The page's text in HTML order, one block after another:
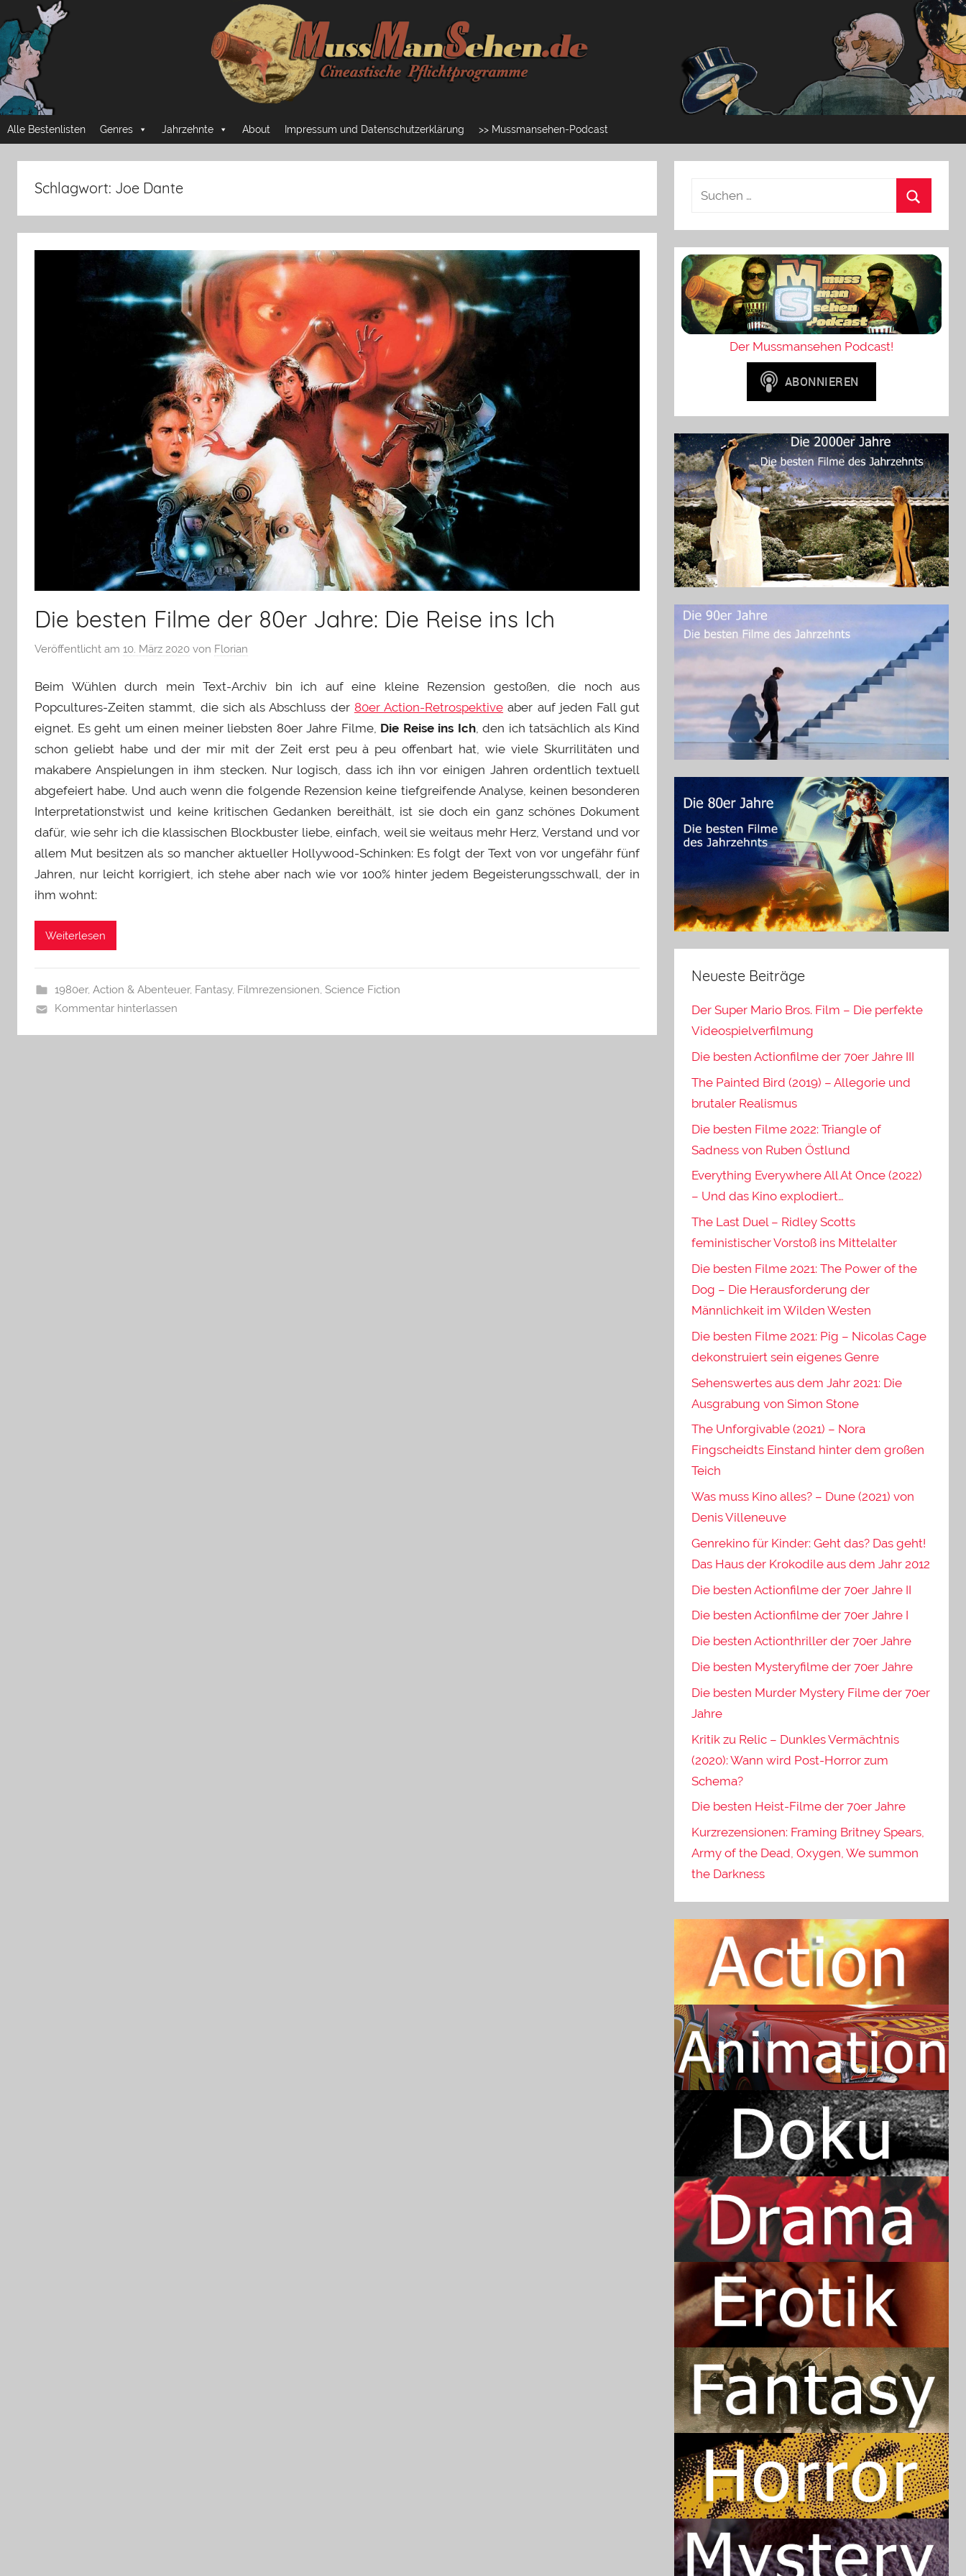
Inhalt
springen
Mussmansehen
Cineastische
Pflichtprogramme
Alle Bestenlisten Genres Jahrzehnte About Impressum und Datenschutzerklärung >> Mussmansehen-Podcast
Schlagwort: Joe Dante
Die besten Filme der 80er Jahre: Die Reise ins Ich
Veröffentlicht am 10. März 2020 von Florian
Beim Wühlen durch mein Text-Archiv bin ich auf eine kleine Rezension gestoßen, die noch aus
Popcultures-Zeiten stammt, die sich als Abschluss der 80er Action-Retrospektive aber auf jeden Fall gut
eignet. Es geht um einen meiner liebsten 80er Jahre Filme, Die Reise ins Ich, den ich tatsächlich als Kind
schon geliebt habe und der mir mit der Zeit erst peu à peu offenbart hat, wie viele Skurrilitäten und
makabere Anspielungen in ihm stecken. Nur logisch, dass ich ihn vor einigen Jahren ordentlich textuell
abgefeiert habe. Und auch wenn die folgende Rezension keine tiefgreifende Analyse, keinen besonderen
Interpretationstwist und keine kritischen Gedanken bereithält, ist sie doch ein ganz schönes Dokument
dafür, wie sehr ich die klassischen Blockbuster liebe, einfach, weil sie weitaus mehr Herz, Verstand und vor
allem Mut besitzen als so mancher aktueller Hollywood-Schinken: Es folgt der Text von vor ungefähr fünf
Jahren, nur leicht korrigiert, ich stehe aber nach wie vor 100% hinter jedem Begeisterungsschwall, der in
ihm wohnt:
Weiterlesen
1980er, Action & Abenteuer, Fantasy, Filmrezensionen, Science Fiction
Kommentar hinterlassen
Der Mussmansehen Podcast!
Neueste Beiträge
Der Super Mario Bros. Film – Die perfekte
Videospielverfilmung
Die besten Actionfilme der 70er Jahre III
The Painted Bird (2019) – Allegorie und
brutaler Realismus
Die besten Filme 2022: Triangle of
Sadness von Ruben Östlund
Everything Everywhere All At Once (2022)
– Und das Kino explodiert…
The Last Duel – Ridley Scotts
feministischer Vorstoß ins Mittelalter
Die besten Filme 2021: The Power of the
Dog – Die Herausforderung der
Männlichkeit im Wilden Westen
Die besten Filme 2021: Pig – Nicolas Cage
dekonstruiert sein eigenes Genre
Sehenswertes aus dem Jahr 2021: Die
Ausgrabung von Simon Stone
The Unforgivable (2021) – Nora
Fingscheidts Einstand hinter dem großen
Teich
Was muss Kino alles? – Dune (2021) von
Denis Villeneuve
Genrekino für Kinder: Geht das? Das geht!
Das Haus der Krokodile aus dem Jahr 2012
Die besten Actionfilme der 70er Jahre II
Die besten Actionfilme der 70er Jahre I
Die besten Actionthriller der 70er Jahre
Die besten Mysteryfilme der 70er Jahre
Die besten Murder Mystery Filme der 70er
Jahre
Kritik zu Relic – Dunkles Vermächtnis
(2020): Wann wird Post-Horror zum
Schema?
Die besten Heist-Filme der 70er Jahre
Kurzrezensionen: Framing Britney Spears,
Army of the Dead, Oxygen, We summon
the Darkness